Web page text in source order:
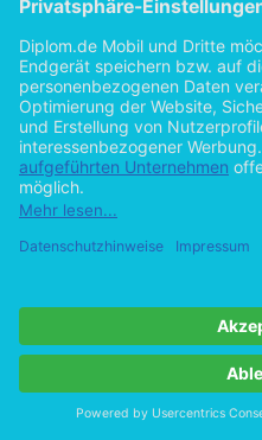
Hilfe/FAQ
Datenschutz
AGB
Vertrag widerrufen
Zur Desktop-Version
Copyright ©Imprint in der
byOpen Publishing
Cookie-Einstellungen